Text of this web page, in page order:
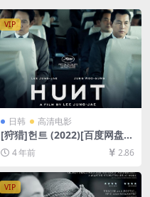
VIP
日韩 高清电影
[狩猎]헌트 (2022)[百度网盘
+迅雷云盘资源1080P超清未
删减][MP4/8GB][韩语中字]
4 年前 2.86
VIP